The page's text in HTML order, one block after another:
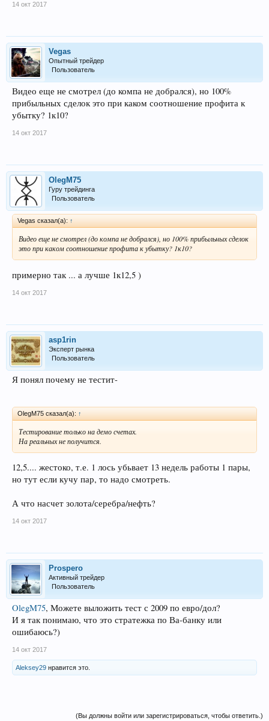
14 окт 2017
Vegas
Опытный трейдер
Пользователь
Видео еще не смотрел (до компа не добрался), но 100%
прибыльных сделок это при каком соотношение профита к
убытку? 1к10?
14 окт 2017
OlegM75
Гуру трейдинга
Пользователь
Vegas сказал(а): ↑
Видео еще не смотрел (до компа не добрался), но 100% прибыльных сделок
это при каком соотношение профита к убытку? 1к10?
примерно так ... а лучше 1к12,5 )
14 окт 2017
asp1rin
Эксперт рынка
Пользователь
Я понял почему не тестит-
OlegM75 сказал(а): ↑
Тестирование только на демо счетах.
На реальных не получится.
12,5.... жестоко, т.е. 1 лось убьвает 13 недель работы 1 пары,
но тут если кучу пар, то надо смотреть.
А что насчет золота/серебра/нефть?
14 окт 2017
Prospero
Активный трейдер
Пользователь
OlegM75, Можете выложить тест с 2009 по евро/дол?
И я так понимаю, что это стратежка по Ва-банку или
ошибаюсь?)
14 окт 2017
Aleksey29 нравится это.
(Вы должны войти или зарегистрироваться, чтобы ответить.)